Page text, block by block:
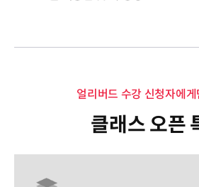
얼리버드 수강 신청자에
클래스 오픈